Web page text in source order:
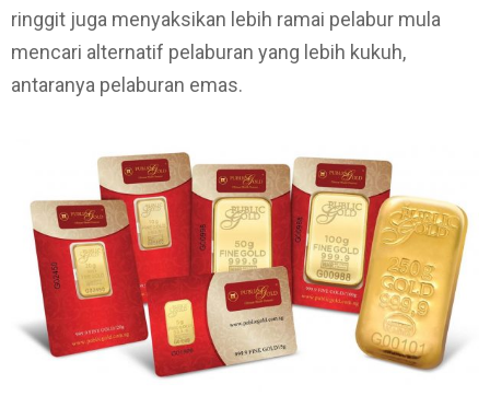
ringgit juga menyaksikan lebih ramai pelabur mula
mencari alternatif pelaburan yang lebih kukuh,
antaranya pelaburan emas.